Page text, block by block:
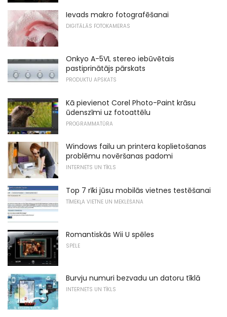
Ievads makro fotografēšanai
DIGITĀLĀS FOTOKAMERAS
Onkyo A-5VL stereo iebūvētais
pastiprinātājs pārskats
PRODUKTU APSKATS
Kā pievienot Corel Photo-Paint krāsu
ūdenszīmi uz fotoattēlu
PROGRAMMATŪRA
Windows failu un printera koplietošanas
problēmu novēršanas padomi
INTERNETS UN TĪKLS
Top 7 rīki jūsu mobilās vietnes testēšanai
TĪMEKĻA VIETNE UN MEKLĒŠANA
Romantiskās Wii U spēles
SPĒLE
Burvju numuri bezvadu un datoru tīklā
INTERNETS UN TĪKLS